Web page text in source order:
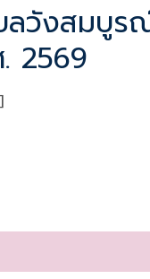
ลวังสมบู
2569